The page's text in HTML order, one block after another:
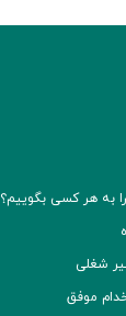
به هر کسی بگوییم؟
شغلی